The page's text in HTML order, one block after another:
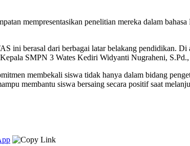
mempresentasikan penelitian mereka dalam
ini berasal dari berbagai latar belakang pendidikan.
SMPN 3 Wates Kediri Widyanti Nugraheni,
membekali siswa tidak hanya dalam bidang
membantu siswa bersaing secara positif saat